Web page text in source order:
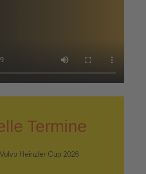
Termine
Heinzler Cup 2026